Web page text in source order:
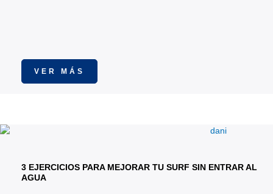
VER MÁS
3 EJERCICIOS PARA MEJORAR TU SURF SIN ENTRAR AL
AGUA